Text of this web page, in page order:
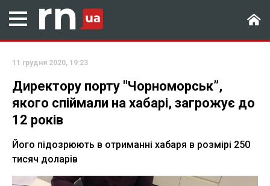
11 грудня 2020, 19:23
Директору порту "Чорноморськ”,
якого спіймали на хабарі, загрожує до
12 років
Його підозрюють в отриманні хабаря в розмірі 250
тисяч доларів